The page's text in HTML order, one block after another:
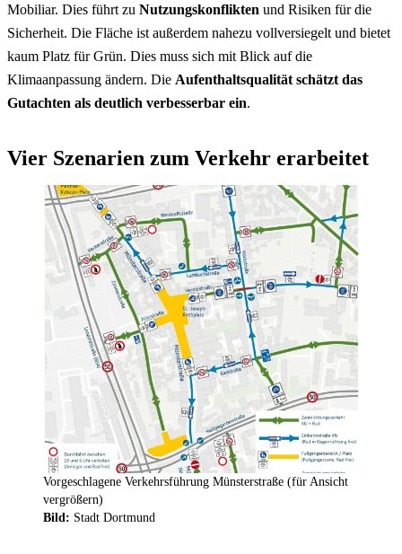
Mobiliar. Dies führt zu Nutzungskonflikten und Risiken für die
Sicherheit. Die Fläche ist außerdem nahezu vollversiegelt und bietet
kaum Platz für Grün. Dies muss sich mit Blick auf die
Klimaanpassung ändern. Die Aufenthaltsqualität schätzt das
Gutachten als deutlich verbesserbar ein.
Vier Szenarien zum Verkehr erarbeitet
Vorgeschlagene Verkehrsführung Münsterstraße (für Ansicht
vergrößern)
Bild: Stadt Dortmund